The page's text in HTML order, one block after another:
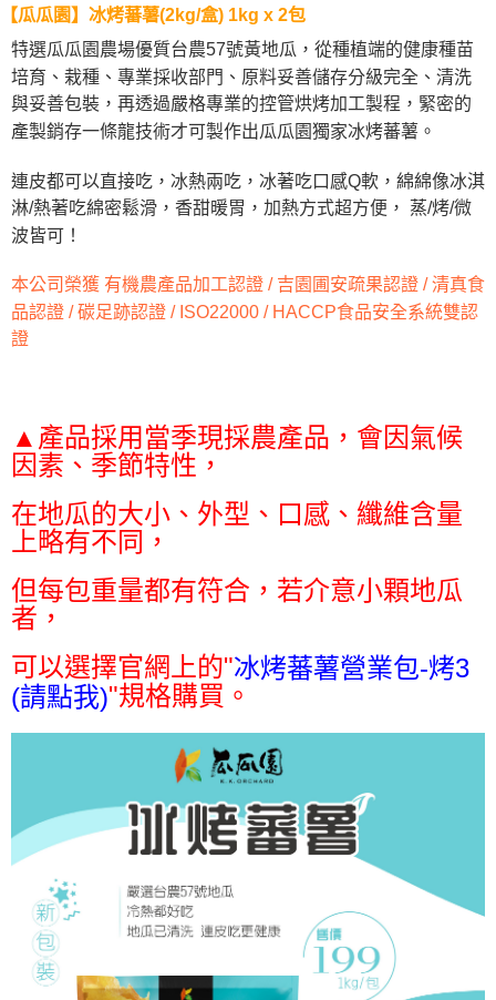
３．安心：先確認商品／服務後，再付款。
【「AFTEE先享後付」結帳流程】
１．於結帳方式選擇「AFTEE先享後付」後，將跳轉至「AFTEE先享後付」
結帳頁面，進行簡訊認證並確認金額後，即可完成結帳。
２．訂單成立數日內，您將收到繳費通知簡訊。
３．收到繳費通知簡訊後14天內，點擊此簡訊中的連結，可透過四大超商／
※ 請注意：結帳手續完成當下不需立刻繳費，但若您需要取消訂單，請聯絡
購買商品的店家。未經商家同意取消之訂單仍視為有效，需透過AFTEE先享
後付繳納相關費用。
※ 交易是否成功請以「AFTEE先享後付 」之結帳頁面顯示為準，若有關於
是否繳費成功／繳費後需取消欲退款等相關疑問，請聯繫「AFTEE先享後付
【注意事項】
１．透過由恩沛科技股份有限公司提供之「AFTEE先享後付」服務完成之交
易，需依本服務之必要範圍內提供個人資料，並將交易相關給付款項請求債
３．未成年的使用者請事先徵得法定代理人或監護人之同意方可使用
「AFTEE先享後付」，若未經同意申辦者引起之損失，本公司不負相關責
任。
時審查核予不同之上限額度；若仍有額度不足之情形，本公司將視審查結果
請求用戶進行身份認證。
５．嚴禁一人註冊多個帳號或使用他人資訊註冊。若發現惡意使用之情形，
運送方式
宅配到府(冷凍)
每筆NT$250，滿NT$2,000(含以上)免運費
冷凍貨到付款
【瓜瓜園】 冰烤蕃薯(2kg/盒) 1kg x 2包
特選瓜瓜園農場優質台農57號黃地瓜，從種植端的健康種苗
培育、栽種、專業採收部門、原料妥善儲存分級完全、清洗
與妥善包裝，再透過嚴格專業的控管烘烤加工製程，緊密的
產製銷存一條龍技術才可製作出瓜瓜園獨家冰烤蕃薯。
連皮都可以直接吃，冰熱兩吃，冰著吃口感Q軟，綿綿像冰淇
淋/熱著吃綿密鬆滑，香甜暖胃，加熱方式超方便， 蒸/烤/微
波皆可！
本公司榮獲 有機農產品加工認證 / 吉園圃安疏果認證 / 清真食
品認證 / 碳足跡認證 / ISO22000 / HACCP食品安全系統雙認
證
▲產品採用當季現採農產品，會因氣候
因素、季節特性，
在地瓜的大小、外型、口感、纖維含量
上略有不同，
但每包重量都有符合，若介意小顆地瓜
者，
可以選擇官網上的"冰烤蕃薯營業包-烤3
(請點我)"規格購買。